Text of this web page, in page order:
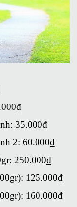
35.000₫
2: 60.000₫
250.000₫
125.000₫
160.000₫